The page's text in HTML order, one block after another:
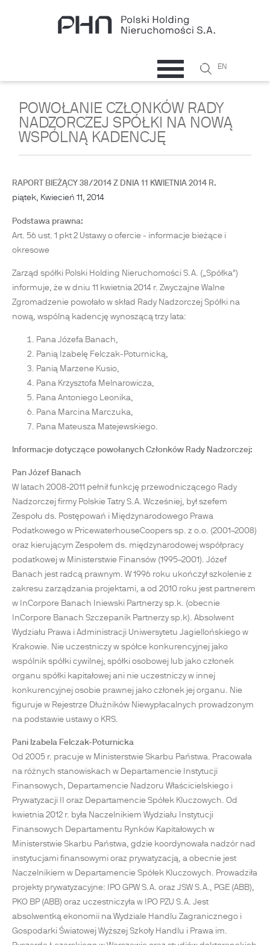
Formularz
SzukajEN
POWOŁANIE CZŁONKÓW RADY
NADZORCZEJ SPÓŁKI NA NOWĄ
WSPÓLNĄ KADENCJĘ
RAPORT BIEŻĄCY 38/2014 Z DNIA 11 KWIETNIA 2014 R.
piątek, Kwiecień 11, 2014
Podstawa prawna:
Art. 56 ust. 1 pkt 2 Ustawy o ofercie - informacje bieżące i
okresowe
Zarząd spółki Polski Holding Nieruchomości S.A. („Spółka")
informuje, że w dniu 11 kwietnia 2014 r. Zwyczajne Walne
Zgromadzenie powołało w skład Rady Nadzorczej Spółki na
nową, wspólną kadencję wynoszącą trzy lata:
Pana Józefa Banach,
Panią Izabelę Felczak-Poturnicką,
Panią Marzene Kusio,
Pana Krzysztofa Melnarowicza,
Pana Antoniego Leonika,
Pana Marcina Marczuka,
Pana Mateusza Matejewskiego.
Informacje dotyczące powołanych Członków Rady Nadzorczej:
Pan Józef Banach
W latach 2008-2011 pełnił funkcję przewodniczącego Rady
Nadzorczej firmy Polskie Tatry S.A. Wcześniej, był szefem
Zespołu ds. Postępowań i Międzynarodowego Prawa
Podatkowego w PricewaterhouseCoopers sp. z o.o. (2001–2008)
oraz kierującym Zespołem ds. międzynarodowej współpracy
podatkowej w Ministerstwie Finansów (1995–2001). Józef
Banach jest radcą prawnym. W 1996 roku ukończył szkolenie z
zakresu zarządzania projektami, a od 2010 roku jest partnerem
w InCorpore Banach Iniewski Partnerzy sp.k. (obecnie
InCorpore Banach Szczepanik Partnerzy sp.k). Absolwent
Wydziału Prawa i Administracji Uniwersytetu Jagiellońskiego w
Krakowie. Nie uczestniczy w spółce konkurencyjnej jako
wspólnik spółki cywilnej, spółki osobowej lub jako członek
organu spółki kapitałowej ani nie uczestniczy w innej
konkurencyjnej osobie prawnej jako członek jej organu. Nie
figuruje w Rejestrze Dłużników Niewypłacalnych prowadzonym
na podstawie ustawy o KRS.
Pani Izabela Felczak-Poturnicka
Od 2005 r. pracuje w Ministerstwie Skarbu Państwa. Pracowała
na różnych stanowiskach w Departamencie Instytucji
Finansowych, Departamencie Nadzoru Właścicielskiego i
Prywatyzacji II oraz Departamencie Spółek Kluczowych. Od
kwietnia 2012 r. była Naczelnikiem Wydziału Instytucji
Finansowych Departamentu Rynków Kapitałowych w
Ministerstwie Skarbu Państwa, gdzie koordynowała nadzór nad
instytucjami finansowymi oraz prywatyzacją, a obecnie jest
Naczelnikiem w Departamencie Spółek Kluczowych. Prowadziła
projekty prywatyzacyjne: IPO GPW S.A. oraz JSW S.A., PGE (ABB),
PKO BP (ABB) oraz uczestniczyła w IPO PZU S.A. Jest
absolwentką ekonomii na Wydziale Handlu Zagranicznego i
Gospodarki Światowej Wyższej Szkoły Handlu i Prawa im.